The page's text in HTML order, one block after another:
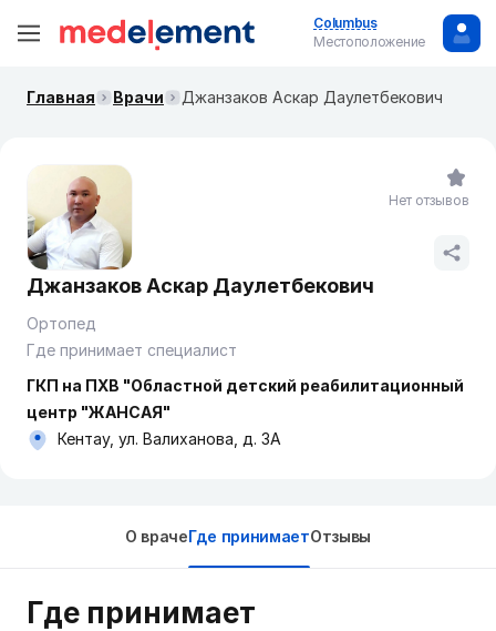
Columbus
Местоположение
Главная Врачи Джанзаков Аскар Даулетбекович
Джанзаков Аскар Даулетбекович
Ортопед
Где принимает специалист
ГКП на ПХВ "Областной детский реабилитационный
центр "ЖАНСАЯ"
Кентау, ул. Валиханова, д. 3А
Нет отзывов
О врачеГде принимаетОтзывы
Где принимает